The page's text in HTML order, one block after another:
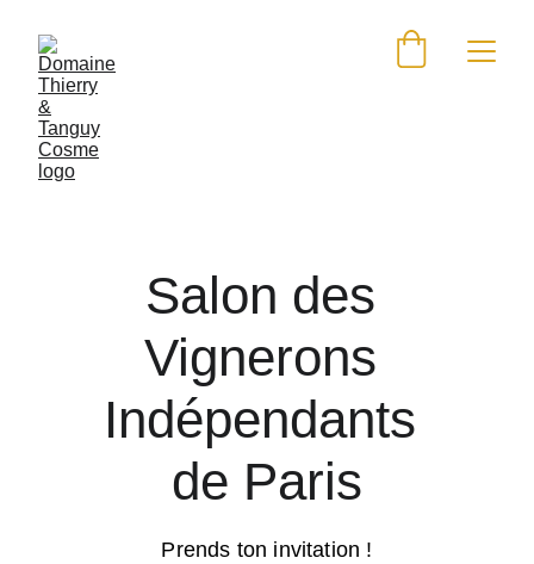
Salon des
Vignerons
Indépendants
de Paris
Prends ton invitation !